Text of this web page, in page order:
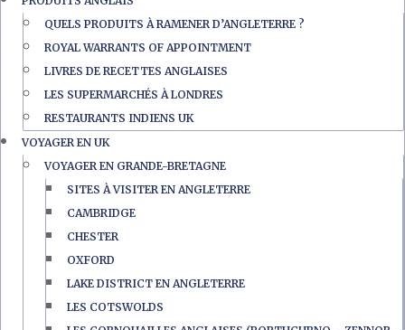
QUELS PRODUITS À RAMENER D’ANGLETERRE ?
ROYAL WARRANTS OF APPOINTMENT
LIVRES DE RECETTES ANGLAISES
LES SUPERMARCHÉS À LONDRES
RESTAURANTS INDIENS UK
VOYAGER EN UK
VOYAGER EN GRANDE-BRETAGNE
SITES À VISITER EN ANGLETERRE
CAMBRIDGE
CHESTER
OXFORD
LAKE DISTRICT EN ANGLETERRE
LES COTSWOLDS